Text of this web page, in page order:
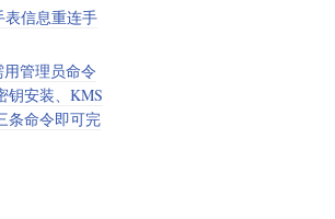
表信息重连手
管理员命令
钥安装、KMS
条命令即可完